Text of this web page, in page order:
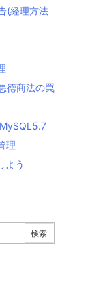
(経理方法
徳商法の罠
理
よう